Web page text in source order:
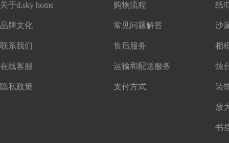
关于d.sky home
品牌文化
联系我们
在线客服
隐私政策
购物流程
常见问题解答
售后服务
运输和配送服务
支付方式
纸
沙
书